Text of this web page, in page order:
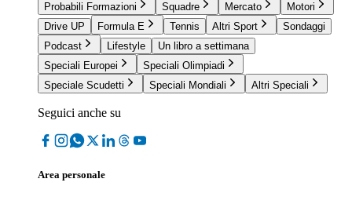
Probabili Formazioni
Squadre Mercato
Motori
Drive UP
Formula E Tennis Altri Sport
Sondaggi
Podcast
Lifestyle
Un libro a settimana
Speciali Europei
Speciali Olimpiadi
Speciale Scudetti
Speciali Mondiali Altri Speciali
Seguici anche su
Area personale